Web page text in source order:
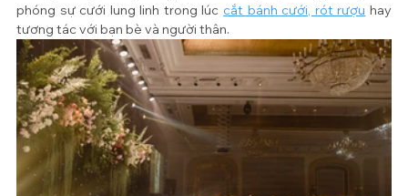
phóng sự cưới lung linh trong lúc cắt bánh cưới, rót rượu hay
tương tác với bạn bè và người thân.